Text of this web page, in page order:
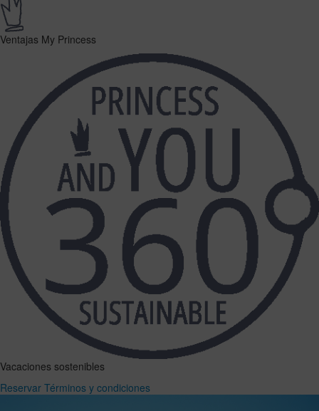
Ventajas My Princess
Vacaciones sostenibles
Reservar Términos y condiciones